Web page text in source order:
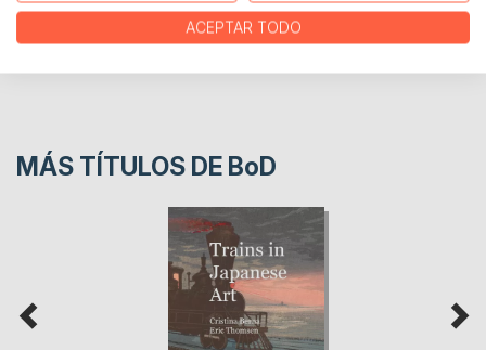
MÁS TÍTULOS DE BoD
ACEPTAR TODO